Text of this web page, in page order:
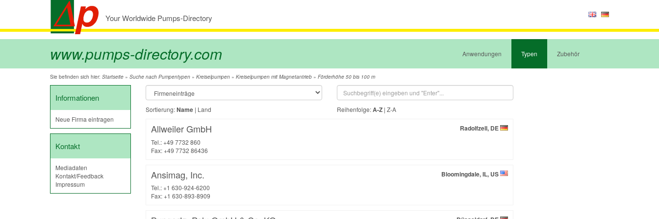
Your Worldwide Pumps-Directory
www.pumps-directory.com Anwendungen Typen Zubehör
Sie befinden sich hier: Startseite » Suche nach Pumpentypen » Kreiselpumpen » Kreiselpumpen mit Magnetantrieb » Förderhöhe 50 bis 100 m
Informationen
Neue Firma eintragen
Kontakt
Mediadaten
Kontakt/Feedback
Impressum
Sortierung:Name | Land Reihenfolge:A-Z | Z-A
Radolfzell, DE
Allweiler GmbH
Tel.: +49 7732 860
Fax: +49 7732 86436
Bloomingdale, IL, US
Ansimag, Inc.
Tel.: +1 630-924-6200
Fax: +1 630-893-8909